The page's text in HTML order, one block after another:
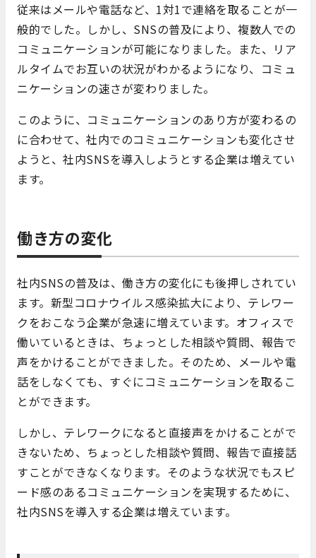
従来はメールや電話など、1対1で連絡を取ることが一
般的でした。しかし、SNSの普及により、複数人での
コミュニケーションが可能になりました。また、リア
ルタイムでお互いの状況がわかるようになり、コミュ
ニケーションの速さが変わりました。
このように、コミュニケーションのあり方が変わるの
に合わせて、社内でのコミュニケーションも変化させ
ようと、社内SNSを導入しようとする企業は増えてい
ます。
働き方の変化
社内SNSの普及は、働き方の変化にも後押しされてい
ます。新型コロナウイルス感染拡大により、テレワー
クをおこなう企業が急速に増えています。オフィスで
働いているときは、ちょっとした相談や質問、報告で
声をかけることができました。そのため、メールや電
話をしなくても、すぐにコミュニケーションを取るこ
とができます。
しかし、テレワークになると直接声をかけることがで
きないため、ちょっとした相談や質問、報告で直接話
すことができなくなります。そのような状況でもスピ
ード感のあるコミュニケーションを実現するために、
社内SNSを導入する企業は増えています。